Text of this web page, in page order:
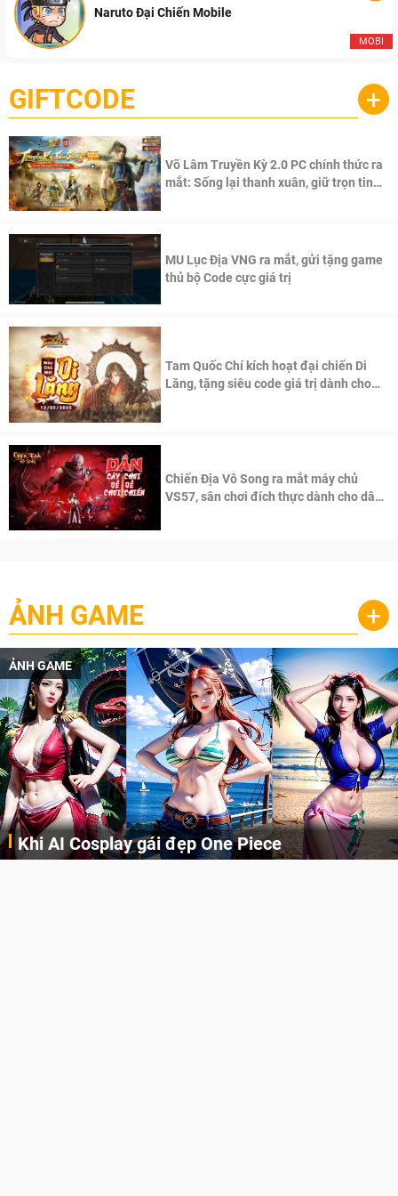
MOBI
Naruto Đại Chiến Mobile
GIFTCODE +
Võ Lâm Truyền Kỳ 2.0 PC chính thức ra
mắt: Sống lại thanh xuân, giữ trọn tinh
MU Lục Địa VNG ra mắt, gửi tặng game
thủ bộ Code cực giá trị
Tam Quốc Chí kích hoạt đại chiến Di
Lăng, tặng siêu code giá trị dành cho
Chiến Địa Vô Song ra mắt máy chủ
VS57, sân chơi đích thực dành cho dân
ẢNH GAME +
ẢNH GAME
Khi AI Cosplay gái đẹp One Piece